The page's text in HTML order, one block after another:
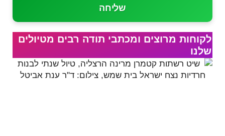
שליחה
לקוחות מרוצים ומכתבי תודה רבים מטיולים
שלנו